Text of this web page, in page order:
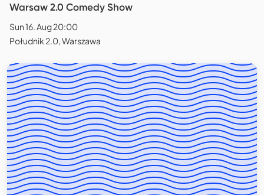
Warsaw 2.0 Comedy Show
Sun 16. Aug 20:00
Południk 2.0, Warszawa